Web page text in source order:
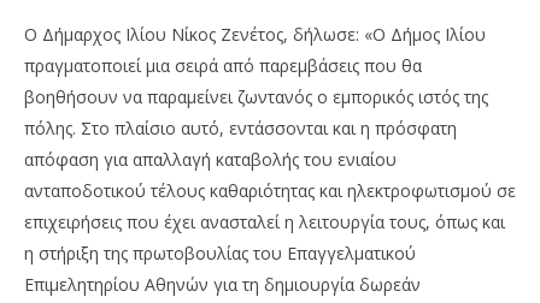
Ο Δήμαρχος Ιλίου Νίκος Ζενέτος, δήλωσε: «Ο Δήμος Ιλίου
πραγματοποιεί μια σειρά από παρεμβάσεις που θα
βοηθήσουν να παραμείνει ζωντανός ο εμπορικός ιστός της
πόλης. Στο πλαίσιο αυτό, εντάσσονται και η πρόσφατη
απόφαση για απαλλαγή καταβολής του ενιαίου
ανταποδοτικού τέλους καθαριότητας και ηλεκτροφωτισμού σε
επιχειρήσεις που έχει ανασταλεί η λειτουργία τους, όπως και
η στήριξη της πρωτοβουλίας του Επαγγελματικού
Επιμελητηρίου Αθηνών για τη δημιουργία δωρεάν